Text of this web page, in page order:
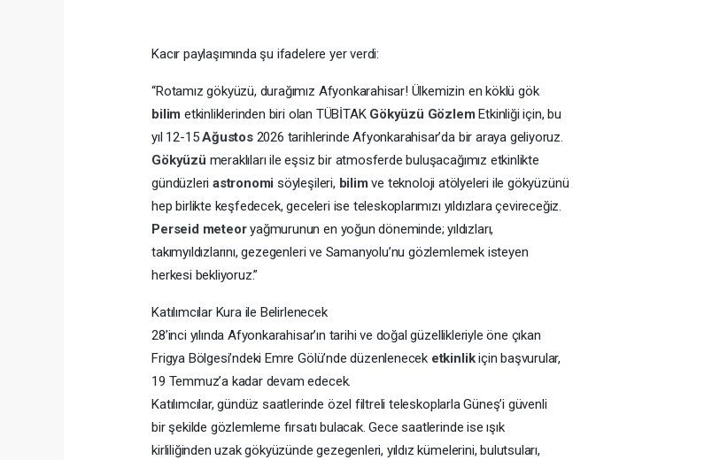
Kacır paylaşımında şu ifadelere yer verdi:
“Rotamız gökyüzü, durağımız Afyonkarahisar! Ülkemizin en köklü gök
bilim etkinliklerinden biri olan TÜBİTAK Gökyüzü GözlemEtkinliği için, bu
yıl 12-15Ağustos 2026 tarihlerinde Afyonkarahisar’da bir araya geliyoruz.
Gökyüzü meraklıları ile eşsiz bir atmosferde buluşacağımız etkinlikte
gündüzleri astronomisöyleşileri, bilimve teknoloji atölyeleri ile gökyüzünü
hep birlikte keşfedecek, geceleri ise teleskoplarımızı yıldızlara çevireceğiz.
Perseid meteoryağmurunun en yoğun döneminde; yıldızları,
takımyıldızlarını, gezegenleri ve Samanyolu’nu gözlemlemek isteyen
herkesi bekliyoruz.”
Katılımcılar Kura ile Belirlenecek
28’inci yılında Afyonkarahisar’ın tarihi ve doğal güzellikleriyle öne çıkan
Frigya Bölgesi’ndeki Emre Gölü’nde düzenlenecek etkinlikiçin başvurular,
19 Temmuz’a kadar devam edecek.
Katılımcılar, gündüz saatlerinde özel filtreli teleskoplarla Güneş’i güvenli
bir şekilde gözlemleme fırsatı bulacak. Gece saatlerinde ise ışık
kirliliğinden uzak gökyüzünde gezegenleri, yıldız kümelerini, bulutsuları,